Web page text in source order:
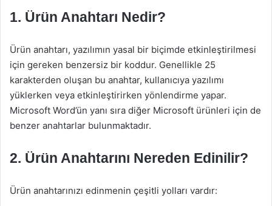
1. Ürün Anahtarı Nedir?
Ürün anahtarı, yazılımın yasal bir biçimde etkinleştirilmesi
için gereken benzersiz bir koddur. Genellikle 25
karakterden oluşan bu anahtar, kullanıcıya yazılımı
yüklerken veya etkinleştirirken yönlendirme yapar.
Microsoft Word’ün yanı sıra diğer Microsoft ürünleri için de
benzer anahtarlar bulunmaktadır.
2. Ürün Anahtarını Nereden Edinilir?
Ürün anahtarınızı edinmenin çeşitli yolları vardır: